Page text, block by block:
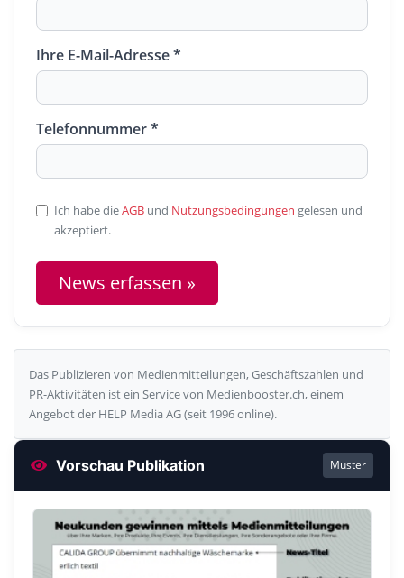
Ihre E-Mail-Adresse *
Telefonnummer *
Ich habe dieAGB und Nutzungsbedingungen gelesen und
akzeptiert.
News erfassen »
Das Publizieren von Medienmitteilungen, Geschäftszahlen und
PR-Aktivitäten ist ein Service von Medienbooster.ch, einem
Angebot der HELP Media AG (seit 1996 online).
Vorschau Publikation Muster